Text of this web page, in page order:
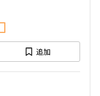
追加